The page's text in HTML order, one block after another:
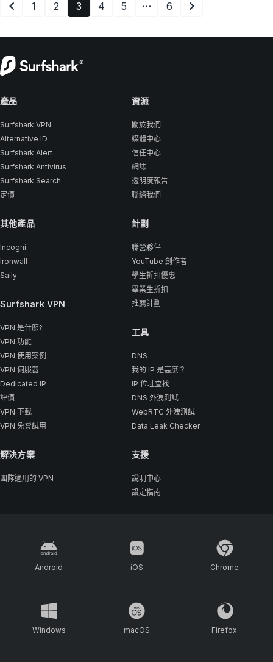
1 2 3 4 5 … 6
產品
Surfshark VPN
Alternative ID
Surfshark Alert
Surfshark Antivirus
Surfshark Search
定價
其他產品
Incogni
Ironwall
Saily
Surfshark VPN
VPN 是什麼?
VPN 功能
VPN 使用案例
VPN 伺服器
Dedicated IP
評價
VPN 下載
VPN 免費試用
解決方案
團隊適用的 VPN
資源
關於我們
媒體中心
信任中心
網誌
透明度報告
聯絡我們
計劃
聯營夥伴
YouTube 創作者
學生折扣優惠
畢業生折扣
推薦計劃
工具
DNS
我的 IP 是甚麼？
IP 位址查找
DNS 外洩測試
WebRTC 外洩測試
Data Leak Checker
支援
說明中心
設定指南
Android iOS Chrome
Windows macOS Firefox